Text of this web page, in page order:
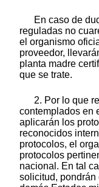
En caso de
reguladas no
el organismo
proveedor,
planta madre
que se trate.
2. Por lo que
contemplados en
aplicarán los
reconocidos
protocolos, el
protocolos
nacional. En tal
solicitud,